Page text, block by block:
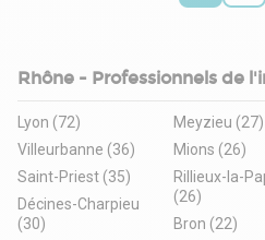
Rhône - Professionnels de
Lyon (72)
Villeurbanne (36)
Saint-Priest (35)
Décines-Charpieu
(30)
Meyzieu (27)
Mions (26)
Rillieux-la-
(26)
Bron (22)